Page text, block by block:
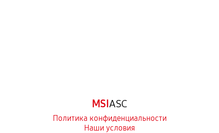
MSIASC
Политика конфиденциальности
Наши условия